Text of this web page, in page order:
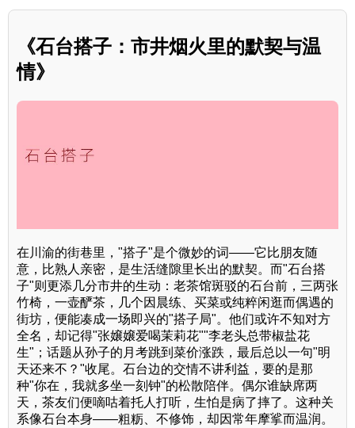
《石台搭子：市井烟火里的默契与温
情》
在川渝的街巷里，"搭子"是个微妙的词——它比朋友随
意，比熟人亲密，是生活缝隙里长出的默契。而"石台搭
子"则更添几分市井的生动：老茶馆斑驳的石台前，三两张
竹椅，一壶酽茶，几个因晨练、买菜或纯粹闲逛而偶遇的
街坊，便能凑成一场即兴的"搭子局"。他们或许不知对方
全名，却记得"张嬢嬢爱喝茉莉花""李老头总带椒盐花
生"；话题从孙子的月考跳到菜价涨跌，最后总以一句"明
天还来不？"收尾。石台边的交情不讲利益，要的是那
种"你在，我就多坐一刻钟"的松散陪伴。偶尔谁缺席两
天，茶友们便嘀咕着托人打听，生怕是病了摔了。这种关
系像石台本身——粗粝、不修饰，却因常年摩挲而温润。